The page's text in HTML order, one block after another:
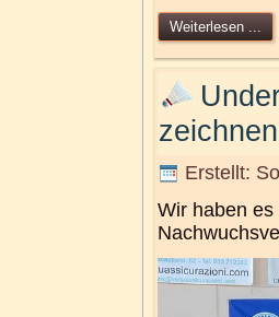
Weiterlesen ...
Erstellt:
Wir haben